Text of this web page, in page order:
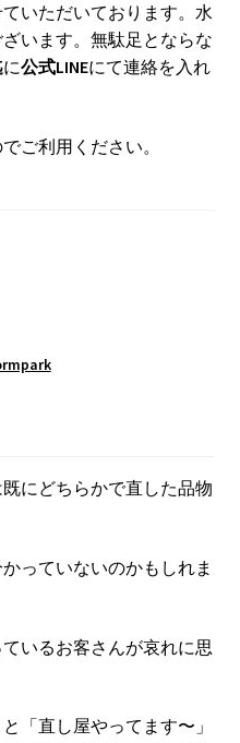
ていただいております。水
います。無駄足とならな
に公式LINEにて連絡を入れ
ご利用ください。
にどちらかで直した品物
っていないのかもしれま
いるお客さんが哀れに思
「直し屋やってます〜」